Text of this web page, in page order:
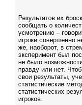
Результатов их
сообщать о
усмотрению –
игроки совершенно
же, наоборот, в
эксперимент был
не было
правду или нет.
свои результаты,
статистические
статистических
игроков.